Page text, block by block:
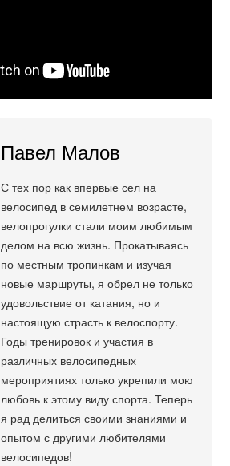
Павел Малов
С тех пор как впервые сел на
велосипед в семилетнем возрасте,
велопрогулки стали моим любимым
делом на всю жизнь. Прокатываясь
по местным тропинкам и изучая
новые маршруты, я обрел не только
удовольствие от катания, но и
настоящую страсть к велоспорту.
Годы тренировок и участия в
различных велосипедных
мероприятиях только укрепили мою
любовь к этому виду спорта. Теперь
я рад делиться своими знаниями и
опытом с другими любителями
велосипедов!